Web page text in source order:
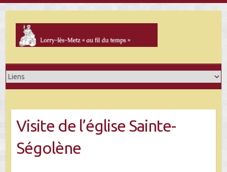
content
Visite de l’église Sainte-
Ségolène